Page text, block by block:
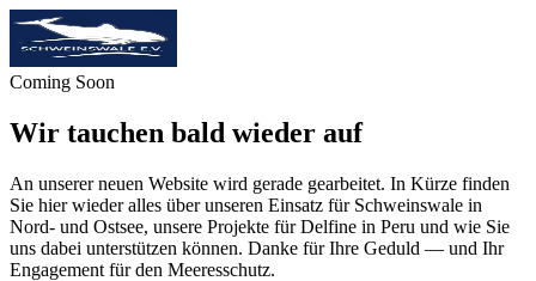
Coming Soon
Wir tauchen bald wieder auf
An unserer neuen Website wird gerade gearbeitet. In Kürze finden
Sie hier wieder alles über unseren Einsatz für Schweinswale in
Nord- und Ostsee, unsere Projekte für Delfine in Peru und wie Sie
uns dabei unterstützen können. Danke für Ihre Geduld — und Ihr
Engagement für den Meeresschutz.